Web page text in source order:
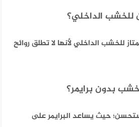
للخشب الداخلي لأنها لا تطلق روائح
حيث يساعد البرايمر على